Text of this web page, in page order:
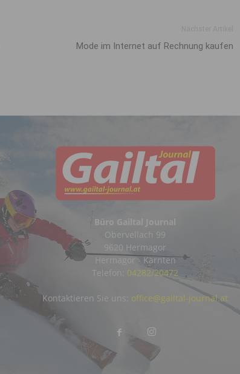
Mode im Internet auf Rechnung kaufen
Büro Gailtal Journal
Obervellach 99
9620 Hermagor
Hermagor - Kärnten
Telefon: 04282/20472
Kontaktieren Sie uns: office@gailtal-journal.at